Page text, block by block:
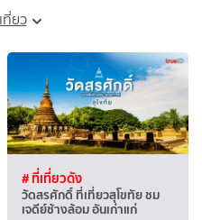
ที่ยว
# ที่เที่ยวดัง
วัดสรศักดิ์ ที่เที่ยวสุโขทัย ชม
เจดีย์ช้างล้อม อันเก่าแก่